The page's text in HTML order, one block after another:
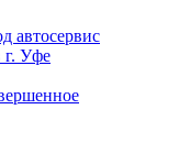
автосервис
г. Уфе